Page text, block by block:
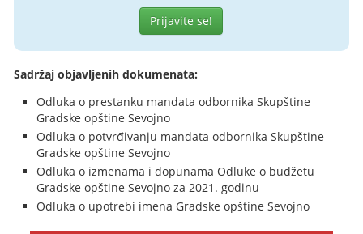
Prijavite se!
Sadržaj objavljenih dokumenata:
Odluka o prestanku mandata odbornika Skupštine
Gradske opštine Sevojno
Odluka o potvrđivanju mandata odbornika Skupštine
Gradske opštine Sevojno
Odluka o izmenama i dopunama Odluke o budžetu
Gradske opštine Sevojno za 2021. godinu
Odluka o upotrebi imena Gradske opštine Sevojno